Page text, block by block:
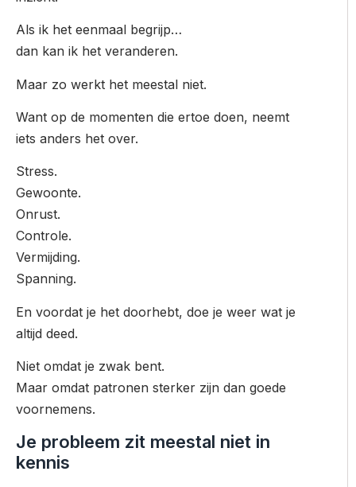
Als ik het eenmaal begrijp…
dan kan ik het veranderen.
Maar zo werkt het meestal niet.
Want op de momenten die ertoe doen, neemt
iets anders het over.
Stress.
Gewoonte.
Onrust.
Controle.
Vermijding.
Spanning.
En voordat je het doorhebt, doe je weer wat je
altijd deed.
Niet omdat je zwak bent.
Maar omdat patronen sterker zijn dan goede
voornemens.
Je probleem zit meestal niet in
kennis